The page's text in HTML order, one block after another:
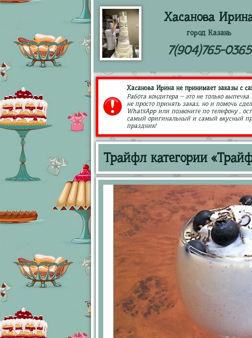
Хасанова
город Казань
7(904)765-0365
Хасанова Ирина не принимает заказы с
Работа кондитера – это не только
не просто принять заказ, но и помочь
WhatsApp или позвоните по телефону ,
самый оригинальный и самый вкусный
праздник!
Трайфл категории